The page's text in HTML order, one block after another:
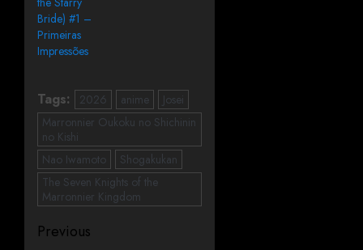
Bride) #1 –
Primeiras
Impressões
Tags: 2026 anime
Josei
Marronnier Oukoku no Shichinin
no Kishi
Nao Iwamoto
Shogakukan
The Seven Knights of the
Marronnier Kingdom
Previous